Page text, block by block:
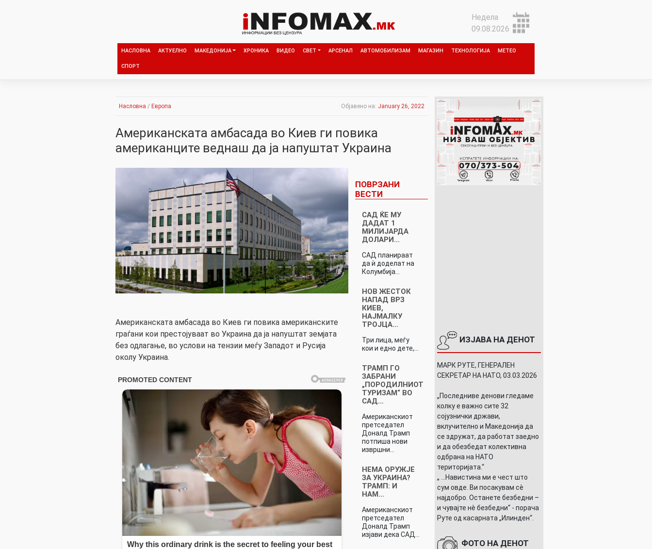
Недела
09.08.2026
НАСЛОВНА АКТУЕЛНО МАКЕДОНИЈА ХРОНИКА ВИДЕО СВЕТ АРСЕНАЛ АВТОМОБИЛИЗАМ МАГАЗИН ТЕХНОЛОГИЈА МЕТЕО
СПОРТ
Насловна / Европа Објавено на: January 26, 2022
Американската амбасада во Киев ги повика
американците веднаш да ја напуштат Украина
Американската амбасада во Киев ги повика американските
граѓани кои престојуваат во Украина да ја напуштат земјата
без одлагање, во услови на тензии меѓу Западот и Русија
околу Украина.
ПОВРЗАНИ
ВЕСТИ
САД ЌЕ МУ
ДАДАТ 1
МИЛИЈАРДА
ДОЛАРИ…
САД планираат
да ѝ доделат на
Колумбија…
НОВ ЖЕСТОК
НАПАД ВРЗ
КИЕВ,
НАЈМАЛКУ
ТРОЈЦА…
Три лица, меѓу
кои и едно дете,…
ТРАМП ГО
ЗАБРАНИ
„ПОРОДИЛНИОТ
ТУРИЗАМ“ ВО
САД…
Американскиот
претседател
Доналд Трамп
потпиша нови
извршни…
НЕМА ОРУЖЈЕ
ЗА УКРАИНА?
ТРАМП: И
НАМ…
Американскиот
претседател
Доналд Трамп
изјави дека САД…
ИЗЈАВА НА ДЕНОТ
МАРК РУТЕ, ГЕНЕРАЛЕН
СЕКРЕТАР НА НАТО, 03.03.2026
„Последниве денови гледаме
колку е важно сите 32
сојузнички држави,
вклучително и Македонија да
се здружат, да работат заедно
и да обезбедат колективна
одбрана на НАТО
територијата.“
„ ...Навистина ми е чест што
сум овде. Ви посакувам сè
најдобро. Останете безбедни –
и чувајте нè безбедни“ - порача
Руте од касарната „Илинден“.
ФОТО НА ДЕНОТ